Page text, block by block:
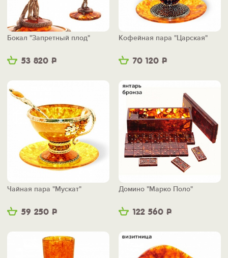
53 820 Р
Бокал "Запретный плод"
70 120 Р
Кофейная пара "Царская"
59 250 Р
Чайная пара "Мускат"
122 560 Р
Домино "Марко Поло"